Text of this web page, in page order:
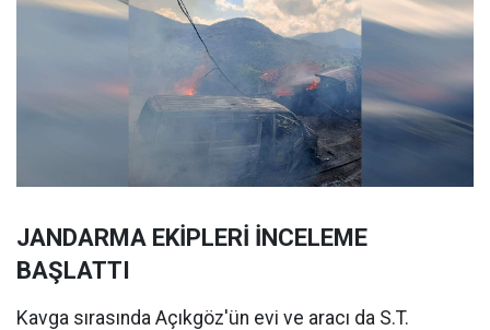
JANDARMA EKİPLERİ İNCELEME
BAŞLATTI
Kavga sırasında Açıkgöz'ün evi ve aracı da S.T.